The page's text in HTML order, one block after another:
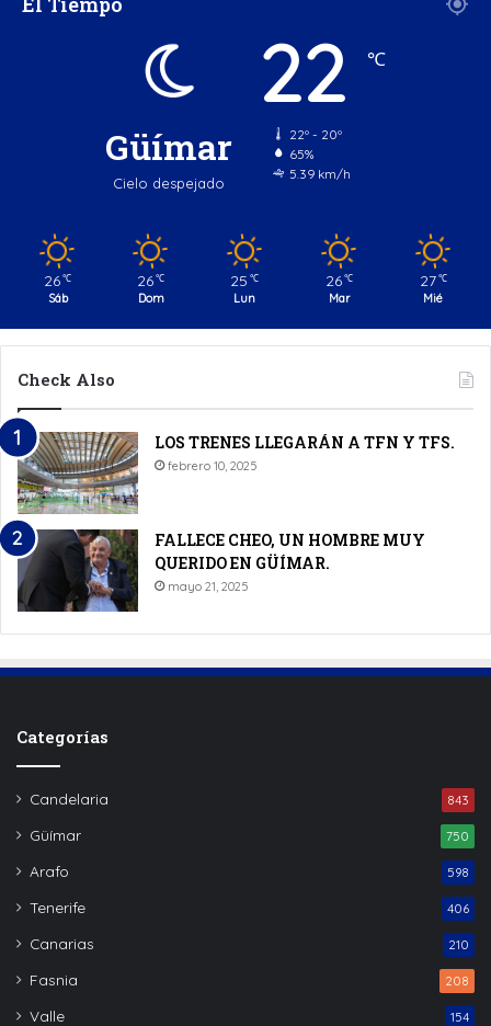
Güímar
Cielo despejado
22 ℃
22º - 20º
65%
5.39 km/h
26 ℃
Sáb
26 ℃
Dom
25 ℃
Lun
26 ℃
Mar
27 ℃
Mié
Check Also
LOS TRENES LLEGARÁN A TFN Y TFS.
febrero 10, 2025
FALLECE CHEO, UN HOMBRE MUY
QUERIDO EN GÜÍMAR.
mayo 21, 2025
Categorías
Candelaria 843
Güímar 750
Arafo 598
Tenerife 406
Canarias 210
Fasnia 208
Valle 154